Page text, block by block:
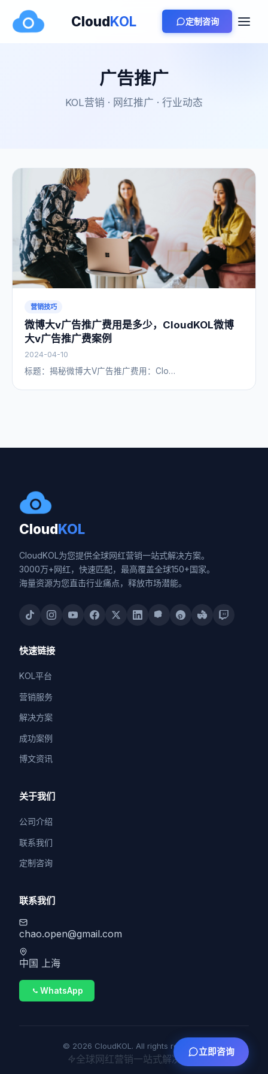
CloudKOL 定制咨询
广告推广
KOL营销 · 网红推广 · 行业动态
营销技巧
微博大v广告推广费用是多少，CloudKOL微博
大v广告推广费案例
2024-04-10
​标题：揭秘微博大V广告推广费用：Clo…
CloudKOL
CloudKOL为您提供全球网红营销一站式解决方案。
3000万+网红，快速匹配，最高覆盖全球150+国家。
海量资源为您直击行业痛点，释放市场潜能。
快速链接
KOL平台
营销服务
解决方案
成功案例
博文资讯
关于我们
公司介绍
联系我们
定制咨询
联系我们
chao.open@gmail.com
中国 上海
WhatsApp
© 2026 CloudKOL. All rights reserved.
全球网红营销一站式解决方案
立即咨询